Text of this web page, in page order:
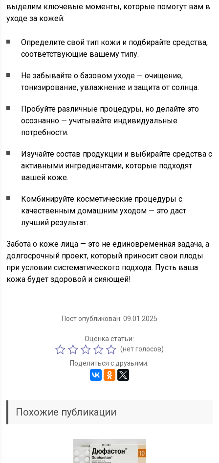
выделим ключевые моменты, которые помогут вам в
уходе за кожей:
Определите свой тип кожи и подбирайте средства,
соответствующие вашему типу.
Не забывайте о базовом уходе — очищение,
тонизирование, увлажнение и защита от солнца.
Пробуйте различные процедуры, но делайте это
осознанно — учитывайте индивидуальные
потребности.
Изучайте состав продукции и выбирайте средства с
активными ингредиентами, которые подходят
вашей коже.
Комбинируйте косметические процедуры с
качественным домашним уходом — это даст
лучший результат.
Забота о коже лица — это не единовременная задача, а
долгосрочный проект, который приносит свои плоды
при условии систематического подхода. Пусть ваша
кожа будет здоровой и сияющей!
Пост опубликован: 09.01.2025
Оценка статьи:
(нет голосов)
Поделиться с друзьями:
Похожие публикации